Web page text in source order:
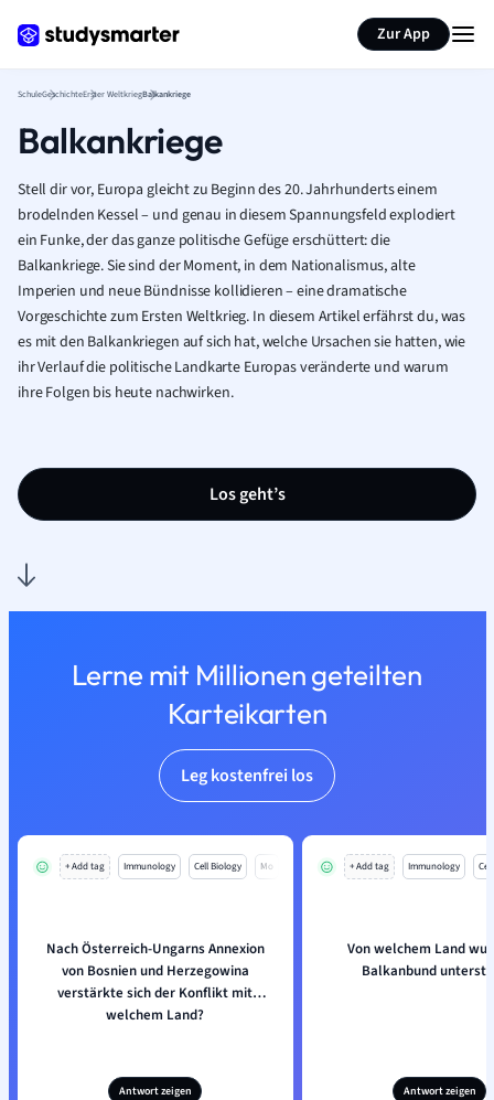
Zur App
SchuleGeschichteErster WeltkriegBalkankriege
Balkankriege
Stell dir vor, Europa gleicht zu Beginn des 20. Jahrhunderts einem
brodelnden Kessel – und genau in diesem Spannungsfeld explodiert
ein Funke, der das ganze politische Gefüge erschüttert: die
Balkankriege. Sie sind der Moment, in dem Nationalismus, alte
Imperien und neue Bündnisse kollidieren – eine dramatische
Vorgeschichte zum Ersten Weltkrieg. In diesem Artikel erfährst du, was
es mit den Balkankriegen auf sich hat, welche Ursachen sie hatten, wie
ihr Verlauf die politische Landkarte Europas veränderte und warum
ihre Folgen bis heute nachwirken.
Los geht’s
Lerne mit Millionen geteilten
Karteikarten
Leg kostenfrei los
+ Add tag Immunology Cell Biology Mo
Nach Österreich-Ungarns Annexion
von Bosnien und Herzegowina
verstärkte sich der Konflikt mit
welchem Land?
Antwort zeigen
+ Add tag Immunology
Von welchem Land
Balkanbund
Antwort zeigen
Seite zusammenfassen